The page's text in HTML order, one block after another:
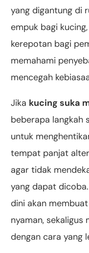
yang digantung di
empuk bagi
kerepotan bagi
memahami
mencegah
Jika kucing suka
beberapa langkah
untuk
tempat panjat
agar tidak
yang dapat
dini akan
nyaman,
dengan cara yang